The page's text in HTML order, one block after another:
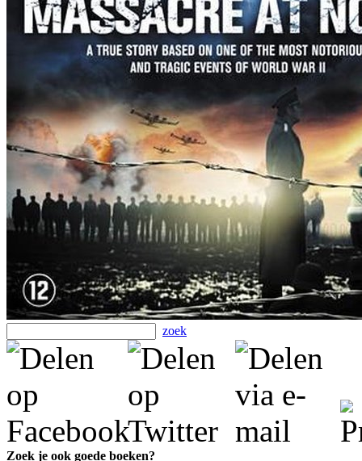
zoek
Zoek je ook goede boeken?